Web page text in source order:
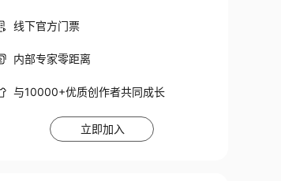
线下官方门票
内部专家零距离
与10000+优质创作者共同成长
立即加入